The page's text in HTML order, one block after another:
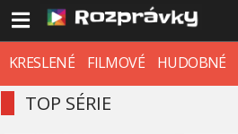
KRESLENÉ FILMOVÉ HUDOBNÉ
TOP SÉRIE